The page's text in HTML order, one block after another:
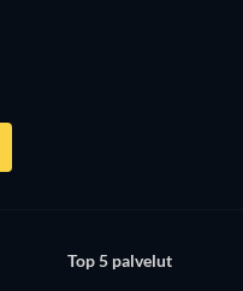
Top 5 palvelut